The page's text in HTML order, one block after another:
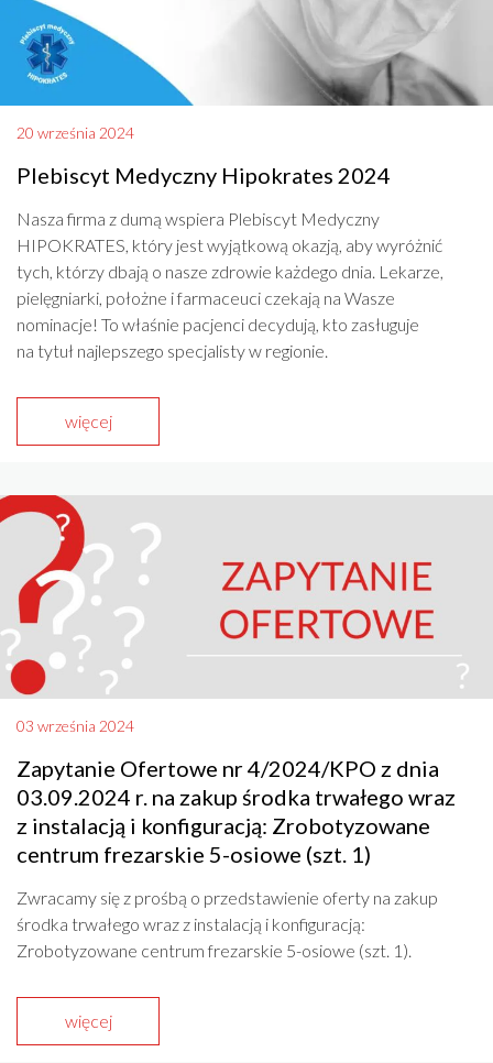
20 września 2024
Plebiscyt Medyczny Hipokrates 2024
Nasza firma z dumą wspiera Plebiscyt Medyczny
HIPOKRATES, który jest wyjątkową okazją, aby wyróżnić
tych, którzy dbają o nasze zdrowie każdego dnia. Lekarze,
pielęgniarki, położne i farmaceuci czekają na Wasze
nominacje! To właśnie pacjenci decydują, kto zasługuje
na tytuł najlepszego specjalisty w regionie.
więcej
03 września 2024
Zapytanie Ofertowe nr 4/2024/KPO z dnia
03.09.2024 r. na zakup środka trwałego wraz
z instalacją i konfiguracją: Zrobotyzowane
centrum frezarskie 5-osiowe (szt. 1)
Zwracamy się z prośbą o przedstawienie oferty na zakup
środka trwałego wraz z instalacją i konfiguracją:
Zrobotyzowane centrum frezarskie 5-osiowe (szt. 1).
więcej